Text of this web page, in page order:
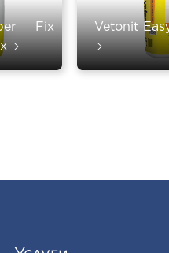
Fix
Vetonit